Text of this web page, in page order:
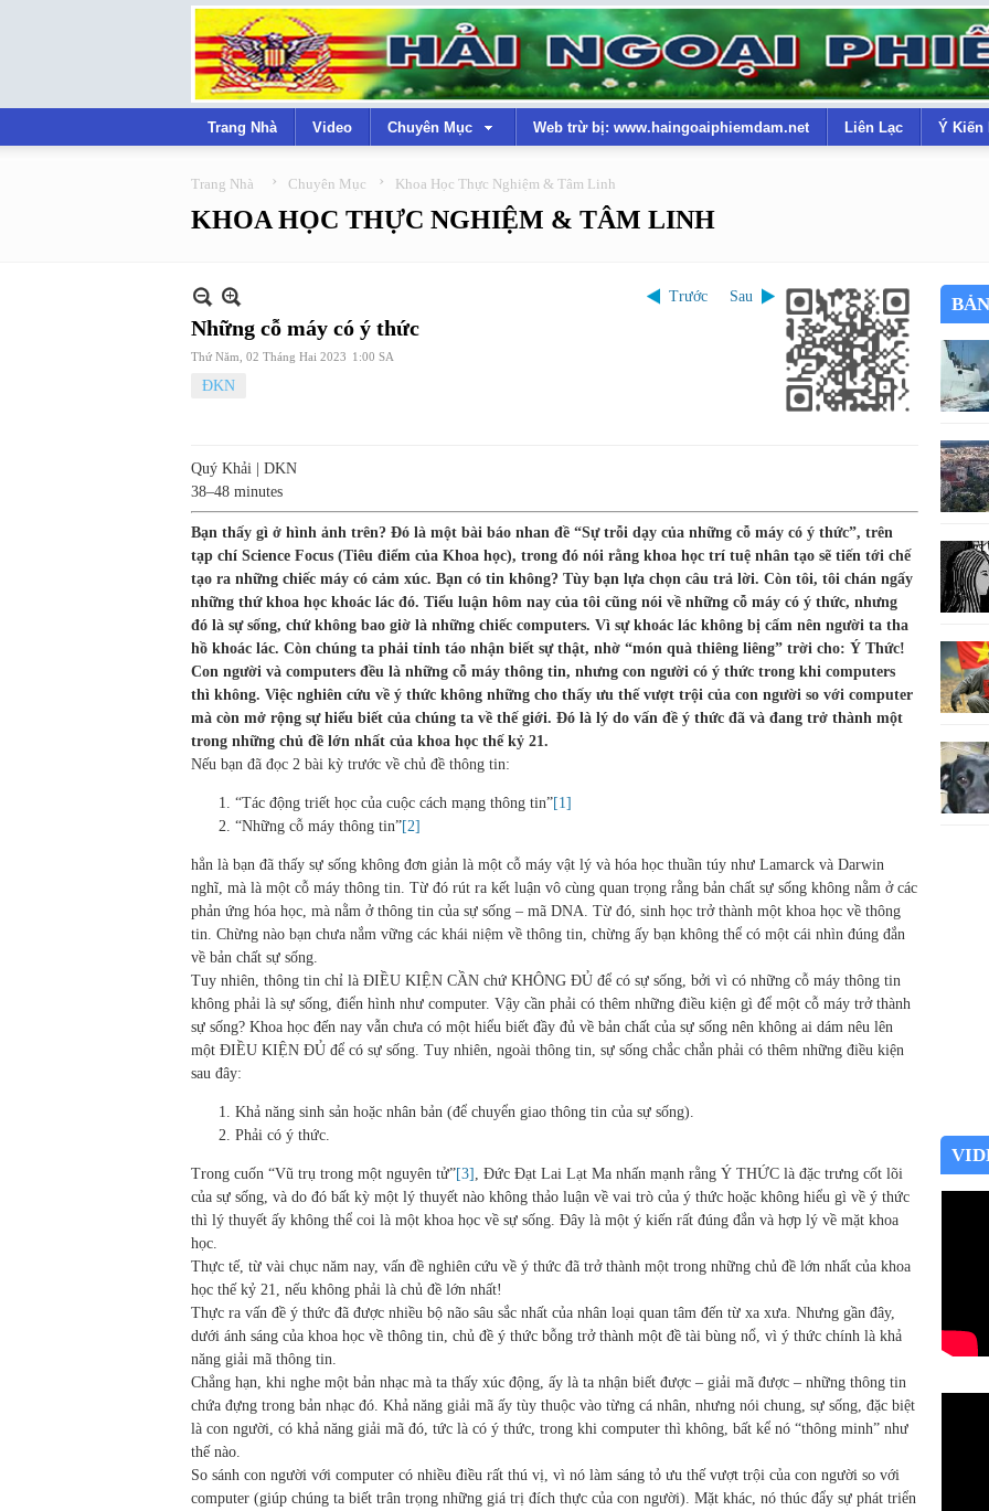
Trang Nhà Video Chuyên Mục Web trừ bị: www.haingoaiphiemdam.net Liên Lạc Ý Kiến
Trang Nhà › Chuyên Mục › Khoa Học Thực Nghiệm & Tâm Linh
KHOA HỌC THỰC NGHIỆM & TÂM LINH
Trước Sau
Những cỗ máy có ý thức
Thứ Năm, 02 Tháng Hai 2023 1:00 SA
ĐKN
Quý Khải | DKN
38–48 minutes
Bạn thấy gì ở hình ảnh trên? Đó là một bài báo nhan đề “Sự trỗi dạy của những cỗ máy có ý thức”, trên
tạp chí Science Focus (Tiêu điểm của Khoa học), trong đó nói rằng khoa học trí tuệ nhân tạo sẽ tiến tới chế
tạo ra những chiếc máy có cảm xúc. Bạn có tin không? Tùy bạn lựa chọn câu trả lời. Còn tôi, tôi chán ngấy
những thứ khoa học khoác lác đó. Tiểu luận hôm nay của tôi cũng nói về những cỗ máy có ý thức, nhưng
đó là sự sống, chứ không bao giờ là những chiếc computers. Vì sự khoác lác không bị cấm nên người ta tha
hồ khoác lác. Còn chúng ta phải tỉnh táo nhận biết sự thật, nhờ “món quà thiêng liêng” trời cho: Ý Thức!
Con người và computers đều là những cỗ máy thông tin, nhưng con người có ý thức trong khi computers
thì không. Việc nghiên cứu về ý thức không những cho thấy ưu thế vượt trội của con người so với computer
mà còn mở rộng sự hiểu biết của chúng ta về thế giới. Đó là lý do vấn đề ý thức đã và đang trở thành một
trong những chủ đề lớn nhất của khoa học thế kỷ 21.
Nếu bạn đã đọc 2 bài kỳ trước về chủ đề thông tin:
“Tác động triết học của cuộc cách mạng thông tin”[1]
“Những cỗ máy thông tin”[2]
hẳn là bạn đã thấy sự sống không đơn giản là một cỗ máy vật lý và hóa học thuần túy như Lamarck và Darwin
nghĩ, mà là một cỗ máy thông tin. Từ đó rút ra kết luận vô cùng quan trọng rằng bản chất sự sống không nằm ở các
phản ứng hóa học, mà nằm ở thông tin của sự sống – mã DNA. Từ đó, sinh học trở thành một khoa học về thông
tin. Chừng nào bạn chưa nắm vững các khái niệm về thông tin, chừng ấy bạn không thể có một cái nhìn đúng đắn
về bản chất sự sống.
Tuy nhiên, thông tin chỉ là ĐIỀU KIỆN CẦN chứ KHÔNG ĐỦ để có sự sống, bởi vì có những cỗ máy thông tin
không phải là sự sống, điển hình như computer. Vậy cần phải có thêm những điều kiện gì để một cỗ máy trở thành
sự sống? Khoa học đến nay vẫn chưa có một hiểu biết đầy đủ về bản chất của sự sống nên không ai dám nêu lên
một ĐIỀU KIỆN ĐỦ để có sự sống. Tuy nhiên, ngoài thông tin, sự sống chắc chắn phải có thêm những điều kiện
sau đây:
Khả năng sinh sản hoặc nhân bản (để chuyển giao thông tin của sự sống).
Phải có ý thức.
Trong cuốn “Vũ trụ trong một nguyên tử”[3] , Đức Đạt Lai Lạt Ma nhấn mạnh rằng Ý THỨC là đặc trưng cốt lõi
của sự sống, và do đó bất kỳ một lý thuyết nào không thảo luận về vai trò của ý thức hoặc không hiểu gì về ý thức
thì lý thuyết ấy không thể coi là một khoa học về sự sống. Đây là một ý kiến rất đúng đắn và hợp lý về mặt khoa
học.
Thực tế, từ vài chục năm nay, vấn đề nghiên cứu về ý thức đã trở thành một trong những chủ đề lớn nhất của khoa
học thế kỷ 21, nếu không phải là chủ đề lớn nhất!
Thực ra vấn đề ý thức đã được nhiều bộ não sâu sắc nhất của nhân loại quan tâm đến từ xa xưa. Nhưng gần đây,
dưới ánh sáng của khoa học về thông tin, chủ đề ý thức bỗng trở thành một đề tài bùng nổ, vì ý thức chính là khả
năng giải mã thông tin.
Chẳng hạn, khi nghe một bản nhạc mà ta thấy xúc động, ấy là ta nhận biết được – giải mã được – những thông tin
chứa đựng trong bản nhạc đó. Khả năng giải mã ấy tùy thuộc vào từng cá nhân, nhưng nói chung, sự sống, đặc biệt
là con người, có khả năng giải mã đó, tức là có ý thức, trong khi computer thì không, bất kể nó “thông minh” như
thế nào.
So sánh con người với computer có nhiều điều rất thú vị, vì nó làm sáng tỏ ưu thế vượt trội của con người so với
computer (giúp chúng ta biết trân trọng những giá trị đích thực của con người). Mặt khác, nó thúc đẩy sự phát triển